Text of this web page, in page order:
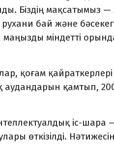
Біздің мақсатымыз —
бай және
міндетті
қоғам
қамтып,
іс-шара
өткізілді.